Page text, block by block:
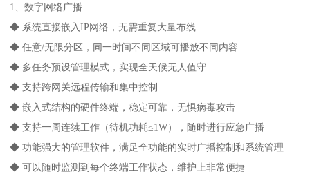
1、数字网络广播
◆ 系统直接嵌入IP网络，无需重复大量布线
◆ 任意/无限分区，同一时间不同区域可播放不同内容
◆ 多任务预设管理模式，实现全天候无人值守
◆ 支持跨网关远程传输和集中控制
◆ 嵌入式结构的硬件终端，稳定可靠，无惧病毒攻击
◆ 支持一周连续工作（待机功耗≤1W），随时进行应急广播
◆ 功能强大的管理软件，满足全功能的实时广播控制和系统管理
◆ 可以随时监测到每个终端工作状态，维护上非常便捷